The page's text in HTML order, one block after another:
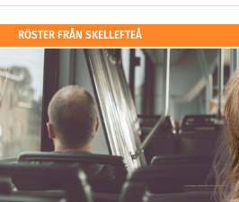
RÖSTER FRÅN SKELLEFTEÅ